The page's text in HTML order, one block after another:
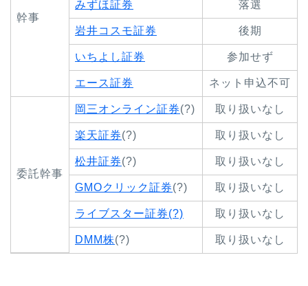
幹事
みずほ証券 落選
岩井コスモ証券 後期
いちよし証券 参加せず
エース証券 ネット申込不可
委託幹事
岡三オンライン証券(?) 取り扱いなし
楽天証券(?) 取り扱いなし
松井証券(?) 取り扱いなし
GMOクリック証券(?) 取り扱いなし
ライブスター証券(?) 取り扱いなし
DMM株(?) 取り扱いなし